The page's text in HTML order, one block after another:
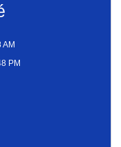
AM
PM